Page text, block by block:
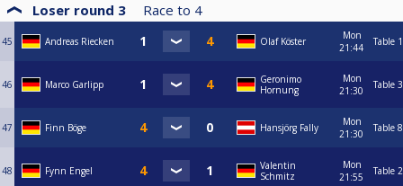
Loser round 3 Race to 4
45 Andreas Riecken Olaf Köster
Mon
21:44
Table 1
46 Marco Garlipp
Geronimo
Hornung
Mon
21:30
Table 3
47 Finn Böge Hansjörg Fally
Mon
21:30
Table 8
48 Fynn Engel
Valentin
Schmitz
Mon
21:55
Table 2